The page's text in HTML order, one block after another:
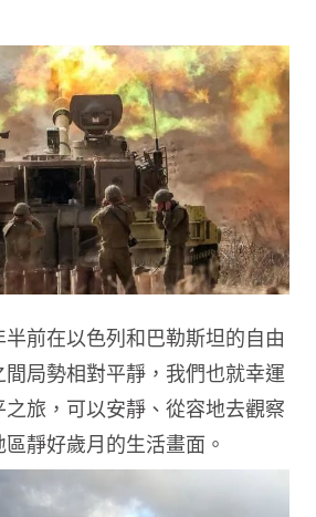
前在以色列和巴勒斯坦的自由
局勢相對平靜，我們也就幸運
旅，可以安靜、從容地去觀察
靜好歲月的生活畫面。